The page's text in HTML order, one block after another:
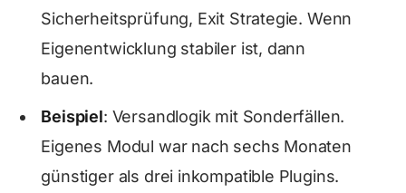
Sicherheitsprüfung, Exit Strategie. Wenn
Eigenentwicklung stabiler ist, dann
bauen.
Beispiel: Versandlogik mit Sonderfällen.
Eigenes Modul war nach sechs Monaten
günstiger als drei inkompatible Plugins.